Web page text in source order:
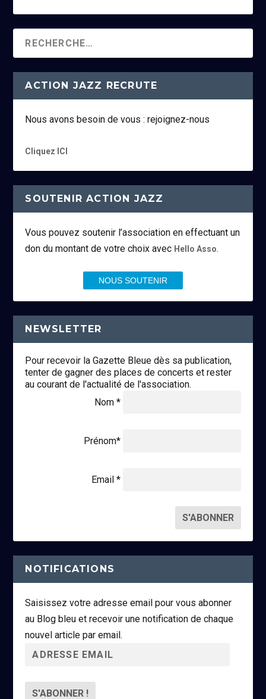
ACTION JAZZ RECRUTE
Nous avons besoin de vous : rejoignez-nous
Cliquez ICI
SOUTENIR ACTION JAZZ
Vous pouvez soutenir l’association en effectuant un
don du montant de votre choix avec Hello Asso.
NOUS SOUTENIR
NEWSLETTER
Pour recevoir la Gazette Bleue dès sa publication,
tenter de gagner des places de concerts et rester
au courant de l'actualité de l'association.
Nom *
Prénom*
Email *
NOTIFICATIONS
Saisissez votre adresse email pour vous abonner
au Blog bleu et recevoir une notification de chaque
nouvel article par email.
r